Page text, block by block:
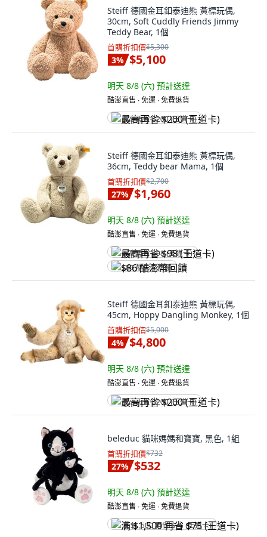
Steiff 德國金耳釦泰迪熊 黃標玩偶,
30cm, Soft Cuddly Friends Jimmy
Teddy Bear, 1個
首購折扣價$5,300
3% $5,100
明天 8/8 (六) 預計送達
酷澎直售 ∙ 免運 ∙ 免費退貨
最高再省 $200 (王道卡)
Steiff 德國金耳釦泰迪熊 黃標玩偶,
36cm, Teddy bear Mama, 1個
首購折扣價$2,700
27% $1,960
明天 8/8 (六) 預計送達
酷澎直售 ∙ 免運 ∙ 免費退貨
最高再省 $98 (王道卡)
$86 酷澎幣回饋
Steiff 德國金耳釦泰迪熊 黃標玩偶,
45cm, Hoppy Dangling Monkey, 1個
首購折扣價$5,000
4% $4,800
明天 8/8 (六) 預計送達
酷澎直售 ∙ 免運 ∙ 免費退貨
最高再省 $200 (王道卡)
beleduc 貓咪媽媽和寶寶, 黑色, 1組
首購折扣價$732
27% $532
明天 8/8 (六) 預計送達
酷澎直售 ∙ 免運 ∙ 免費退貨
满 $1,500 再省 $75 (王道卡)